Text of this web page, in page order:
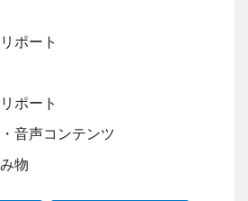
ポート
ポート
音声コンテンツ
物